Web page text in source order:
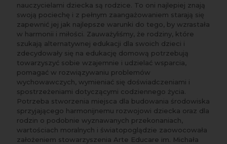
nauczycielami dziecka są rodzice. To oni najlepiej znają
swoją pociechę i z pełnym zaangażowaniem starają się
zapewnić jej jak najlepsze warunki do tego, by wzrastała
w harmonii i miłości. Zauważyliśmy, że rodziny, które
szukają alternatywnej edukacji dla swoich dzieci i
zdecydowały się na edukację domową potrzebują
towarzyszyć sobie wzajemnie i udzielać wsparcia,
pomagać w rozwiązywaniu problemów
wychowawczych, wymieniać się doświadczeniami i
spostrzeżeniami dotyczącymi codziennego życia.
Potrzeba stworzenia miejsca dla budowania środowiska
sprzyjającego harmonijnemu rozwojowi dziecka oraz dla
rodzin o podobnie wyznawanych przekonaniach,
wartościach moralnych i światopoglądzie zaowocowała
założeniem stowarzyszenia Arte Educare im. Michała